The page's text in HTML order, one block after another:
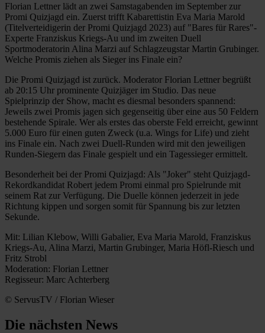
Florian Lettner lädt an zwei Samstagabenden im September zur
Promi Quizjagd ein. Zuerst trifft Kabarettistin Eva Maria Marold
(Titelverteidigerin der Promi Quizjagd 2023) auf "Bares für Rares"-
Experte Franziskus Kriegs-Au und im zweiten Duell
Sportmoderatorin Alina Marzi auf Schlagzeugstar Martin Grubinger.
Welche Promis ziehen als Sieger ins Finale ein?
Die Promi Quizjagd ist zurück. Moderator Florian Lettner begrüßt
ab 20:15 Uhr prominente Quizjäger im Studio. Das neue
Spielprinzip der Show, macht es diesmal besonders spannend:
Jeweils zwei Promis jagen sich gegenseitig über eine aus 50 Feldern
bestehende Spirale. Wer als erstes das oberste Feld erreicht, gewinnt
5.000 Euro für einen guten Zweck (u.a. Wings for Life) und zieht
ins Finale ein. Nach zwei Duell-Runden wird mit den jeweiligen
Runden-Siegern das Finale gespielt und ein Tagessieger ermittelt.
Besonderheit bei der Promi Quizjagd: Als "Joker" steht Quizjagd-
Rekordkandidat Robert jedem Promi einmal pro Spielrunde mit
seinem Rat zur Verfügung. Die Duelle können jederzeit in jede
Richtung kippen und sorgen somit für Spannung bis zur letzten
Sekunde.
Mit: Lilian Klebow, Willi Gabalier, Eva Maria Marold, Franziskus
Kriegs-Au, Alina Marzi, Martin Grubinger, Maria Höfl-Riesch und
Fritz Strobl
Moderation: Florian Lettner
Regisseur: Marc Achterberg
© ServusTV / Florian Wieser
Die nächsten News